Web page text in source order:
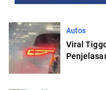
Autos
Viral